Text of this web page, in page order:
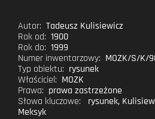
Autor: Tadeusz Kulisiewicz
Rok od: 1900
Rok do: 1999
Numer inwentarzowy: MOZK/S/K/
Typ obiektu: rysunek
Właściciel: MOZK
Prawa: prawa zastrzeżone
Słowa kluczowe:
rysunek,
Meksyk